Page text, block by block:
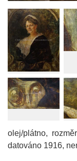
olej/plátno,
datováno 1916,